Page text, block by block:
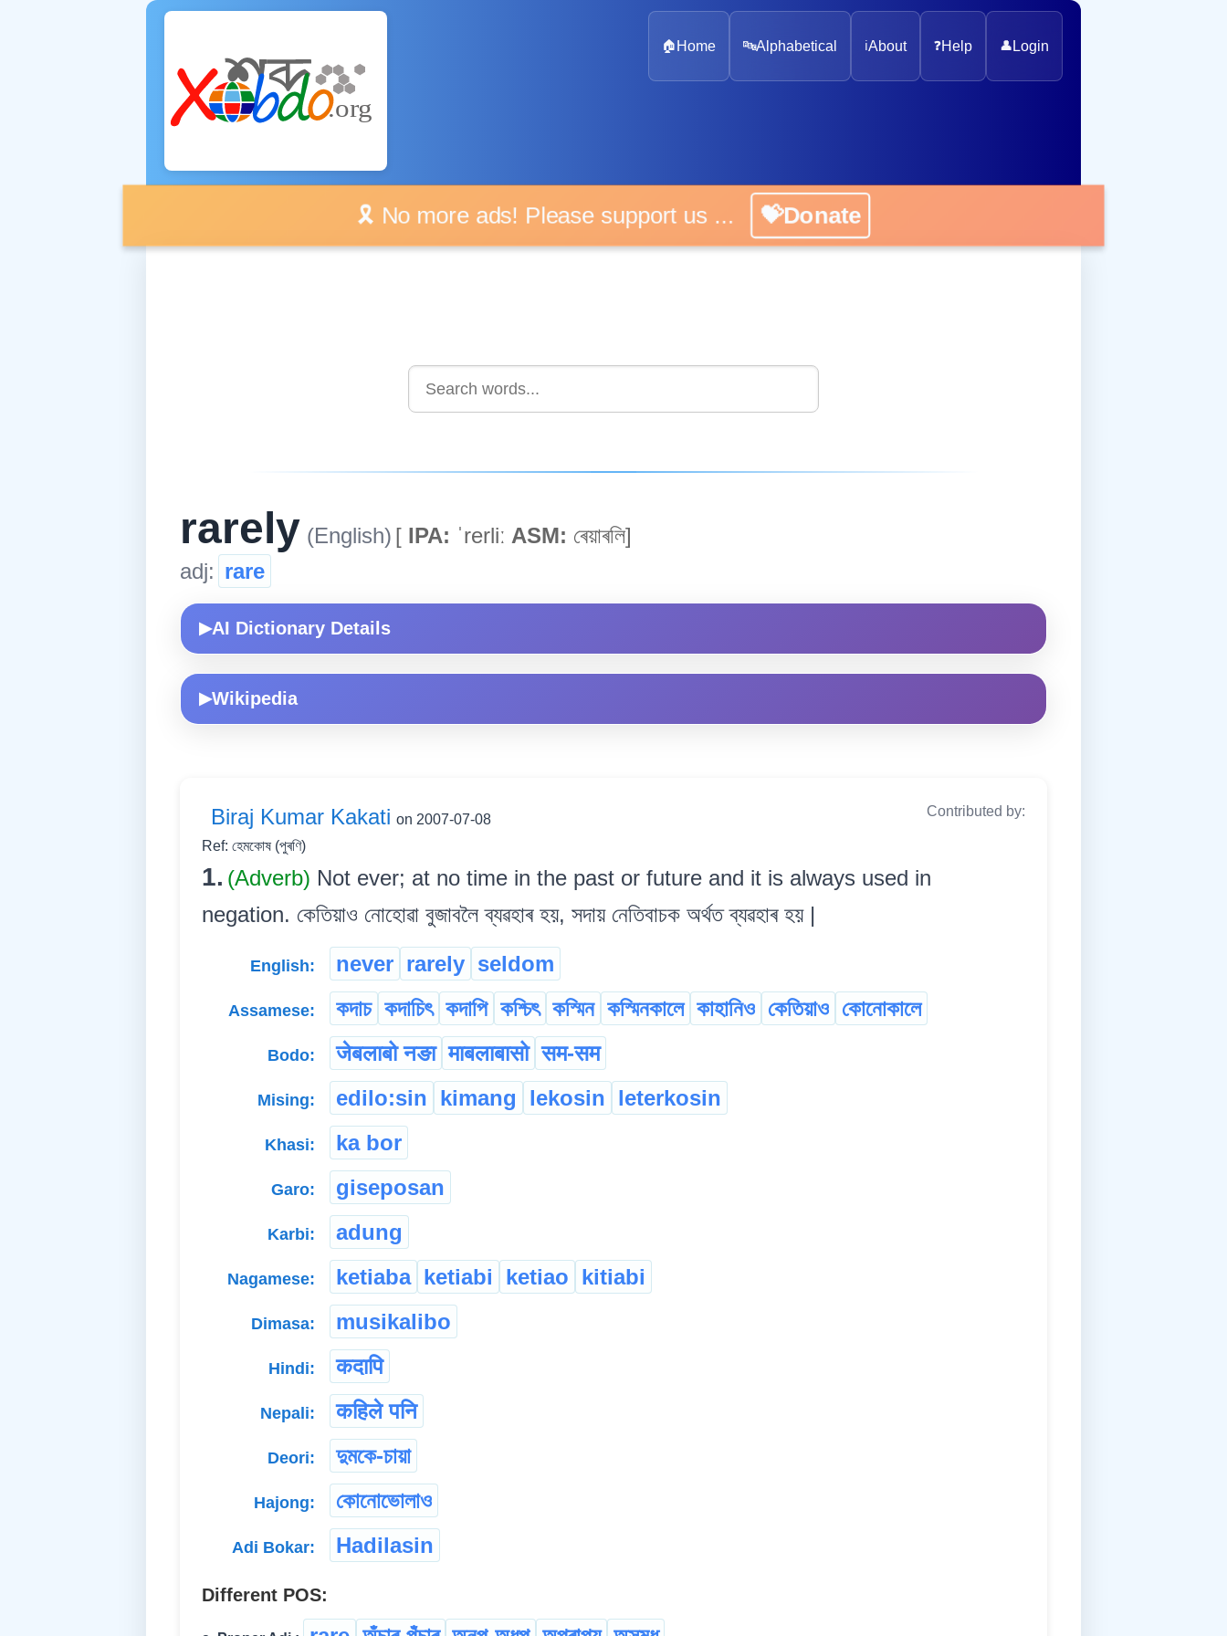
🏠 Home 🔤Alphabetical ℹ️About ❓Help 👤 Login
🎗️ No more ads! Please support us ... 💝Donate
rarely (English) [ IPA: ˈrerliː ASM: ৰেয়াৰলি]
adj: rare
▶AI Dictionary Details
▶Wikipedia
Contributed by:
Biraj Kumar Kakati on 2007-07-08
Ref: হেমকোষ (পুৰণি)
1. (Adverb) Not ever; at no time in the past or future and it is always used in
negation. কেতিয়াও নোহোৱা বুজাবলৈ ব্যৱহাৰ হয়, সদায় নেতিবাচক অৰ্থত ব্যৱহাৰ হয় |
English: never rarely seldom
Assamese: কদাচ কদাচিৎ কদাপি কশ্চিৎ কস্মিন কস্মিনকালে কাহানিও কেতিয়াও কোনোকালে
Bodo: जेबलाबो नङा माबलाबासो सम-सम
Mising: edilo:sin kimang lekosin leterkosin
Khasi: ka bor
Garo: giseposan
Karbi: adung
Nagamese: ketiaba ketiabi ketiao kitiabi
Dimasa: musikalibo
Hindi: कदापि
Nepali: कहिले पनि
Deori: দুমকে-চায়া
Hajong: কোনোভোলাও
Adi Bokar: Hadilasin
Different POS: